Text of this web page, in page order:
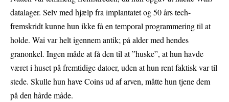
datalager. Selv med hjælp fra implantatet og 50 års tech-
fremskridt kunne hun ikke få en temporal programmering til at
holde. Wai var helt igennem antik; på alder med hendes
granonkel. Ingen måde at få den til at ”huske”, at hun havde
været i huset på fremtidige datoer, uden at hun rent faktisk var til
stede. Skulle hun have Coins ud af arven, måtte hun tjene dem
på den hårde måde.